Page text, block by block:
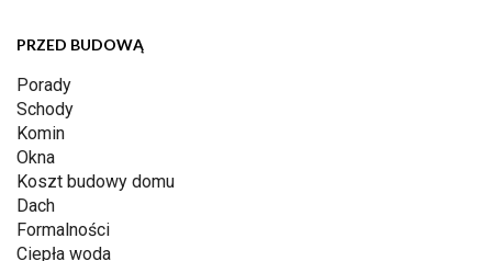
PRZED BUDOWĄ
Porady
Schody
Komin
Okna
Koszt budowy domu
Dach
Formalności
Ciepła woda